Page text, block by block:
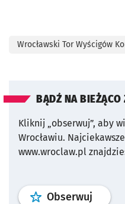
Wrocławski Tor Wyścigów
BĄDŹ NA
Kliknij „obserwuj”, aby
Wrocławiu.
www.wroclaw.pl
Obserwuj profil